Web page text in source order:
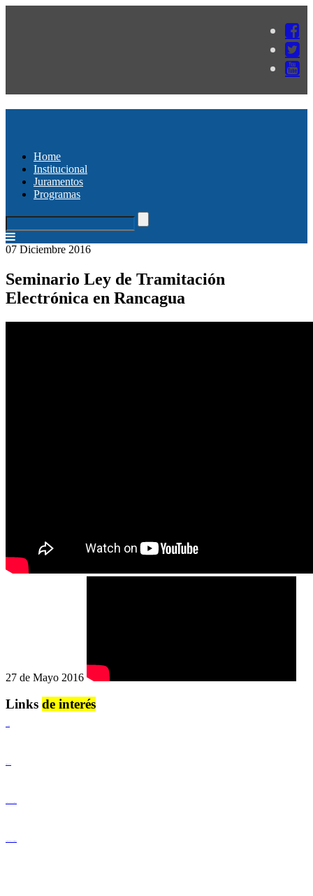
Home
Institucional
Juramentos
Programas
07 Diciembre 2016
Seminario Ley de Tramitación
Electrónica en Rancagua
27 de Mayo 2016
Links de interés